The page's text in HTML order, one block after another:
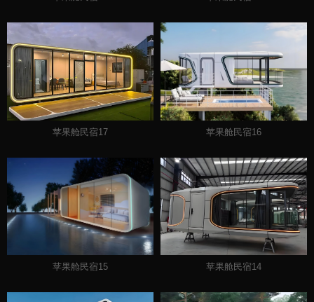
苹果舱民宿17 苹果舱民宿16
苹果舱民宿15 苹果舱民宿14